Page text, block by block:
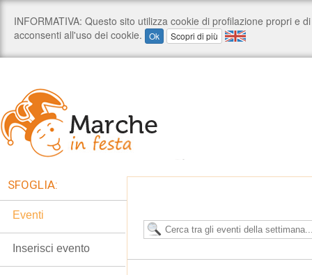
SFOGLIA:
Eventi
Inserisci evento